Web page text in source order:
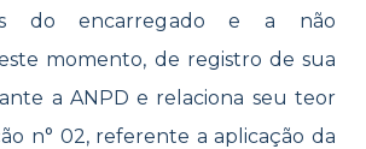
do encarregado e a não
momento, de registro de sua
a ANPD e relaciona seu teor
n° 02, referente a aplicação da